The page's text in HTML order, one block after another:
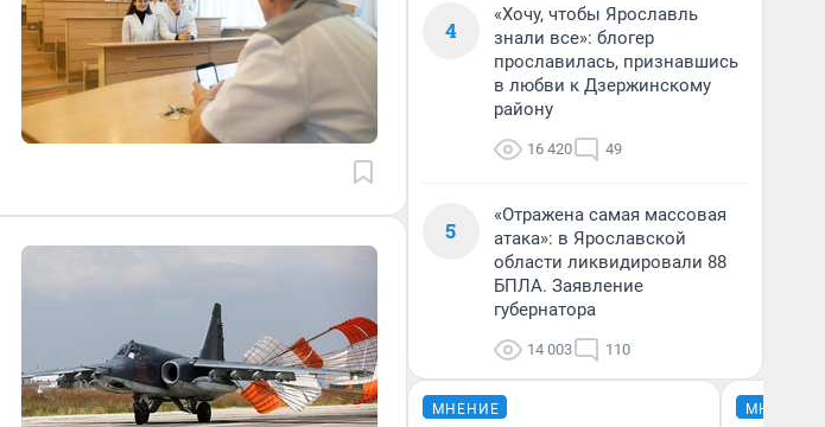
4
«Хочу, чтобы Ярославль
знали все»: блогер
прославилась, признавшись
в любви к Дзержинскому
району
16 420 49
5
«Отражена самая массовая
атака»: в Ярославской
области ликвидировали 88
БПЛА. Заявление
губернатора
14 003 110
МНЕНИЕ МНЕНИЕ